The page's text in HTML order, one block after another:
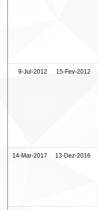
9-Jul-2012 15-Fev-2012
14-Mar-2017 13-Dez-2016